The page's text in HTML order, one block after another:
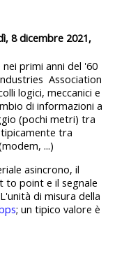
8 dicembre 2021,
primi anni del '60
Association
logici, meccanici e
di informazioni a
(pochi metri) tra
tra
...)
asincrono, il
to point e il segnale
di misura della
; un tipico valore è